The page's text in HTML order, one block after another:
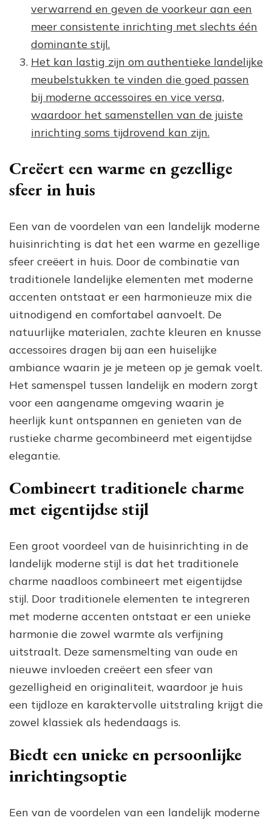
verwarrend en geven de voorkeur aan een
meer consistente inrichting met slechts één
dominante stijl.
Het kan lastig zijn om authentieke landelijke
meubelstukken te vinden die goed passen
bij moderne accessoires en vice versa,
waardoor het samenstellen van de juiste
inrichting soms tijdrovend kan zijn.
Creëert een warme en gezellige
sfeer in huis
Een van de voordelen van een landelijk moderne
huisinrichting is dat het een warme en gezellige
sfeer creëert in huis. Door de combinatie van
traditionele landelijke elementen met moderne
accenten ontstaat er een harmonieuze mix die
uitnodigend en comfortabel aanvoelt. De
natuurlijke materialen, zachte kleuren en knusse
accessoires dragen bij aan een huiselijke
ambiance waarin je je meteen op je gemak voelt.
Het samenspel tussen landelijk en modern zorgt
voor een aangename omgeving waarin je
heerlijk kunt ontspannen en genieten van de
rustieke charme gecombineerd met eigentijdse
elegantie.
Combineert traditionele charme
met eigentijdse stijl
Een groot voordeel van de huisinrichting in de
landelijk moderne stijl is dat het traditionele
charme naadloos combineert met eigentijdse
stijl. Door traditionele elementen te integreren
met moderne accenten ontstaat er een unieke
harmonie die zowel warmte als verfijning
uitstraalt. Deze samensmelting van oude en
nieuwe invloeden creëert een sfeer van
gezelligheid en originaliteit, waardoor je huis
een tijdloze en karaktervolle uitstraling krijgt die
zowel klassiek als hedendaags is.
Biedt een unieke en persoonlijke
inrichtingsoptie
Een van de voordelen van een landelijk moderne